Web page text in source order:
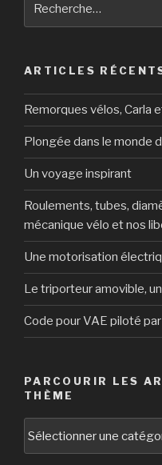
ARTICLES
Remorques vélos, Carla
Plongée dans le monde
Un voyage inspirant
Roulements, tubes,
mécanique vélo et nos
Une motorisation
Le triporteur amovible,
Code pour VAE piloté
PARCOURIR LES
THÈME